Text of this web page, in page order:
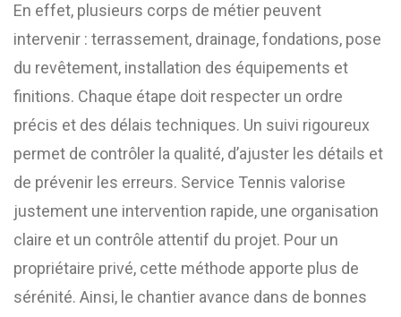
En effet, plusieurs corps de métier peuvent
intervenir : terrassement, drainage, fondations, pose
du revêtement, installation des équipements et
finitions. Chaque étape doit respecter un ordre
précis et des délais techniques. Un suivi rigoureux
permet de contrôler la qualité, d’ajuster les détails et
de prévenir les erreurs. Service Tennis valorise
justement une intervention rapide, une organisation
claire et un contrôle attentif du projet. Pour un
propriétaire privé, cette méthode apporte plus de
sérénité. Ainsi, le chantier avance dans de bonnes